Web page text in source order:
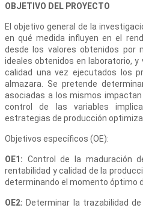
OBJETIVO DEL PROYECTO
El objetivo general de la
en qué medida influyen en el
desde los valores obtenidos por
ideales obtenidos en laboratorio,
calidad una vez ejecutados los
almazara. Se pretende
asociadas a los mismos
control de las variables
estrategias de producción
Objetivos específicos (OE):
OE1: Control de la maduración
rentabilidad y calidad de la
determinando el momento óptimo
OE2: Determinar la trazabilidad